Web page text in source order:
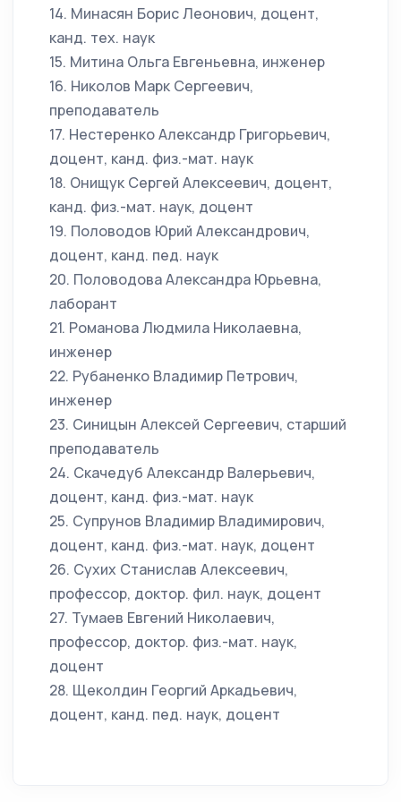
14. Минасян Борис Леонович, доцент,
канд. тех. наук
15. Митина Ольга Евгеньевна, инженер
16. Николов Марк Сергеевич,
преподаватель
17. Нестеренко Александр Григорьевич,
доцент, канд. физ.-мат. наук
18. Онищук Сергей Алексеевич, доцент,
канд. физ.-мат. наук, доцент
19. Половодов Юрий Александрович,
доцент, канд. пед. наук
20. Половодова Александра Юрьевна,
лаборант
21. Романова Людмила Николаевна,
инженер
22. Рубаненко Владимир Петрович,
инженер
23. Синицын Алексей Сергеевич, старший
преподаватель
24. Скачедуб Александр Валерьевич,
доцент, канд. физ.-мат. наук
25. Супрунов Владимир Владимирович,
доцент, канд. физ.-мат. наук, доцент
26. Сухих Станислав Алексеевич,
профессор, доктор. фил. наук, доцент
27. Тумаев Евгений Николаевич,
профессор, доктор. физ.-мат. наук,
доцент
28. Щеколдин Георгий Аркадьевич,
доцент, канд. пед. наук, доцент